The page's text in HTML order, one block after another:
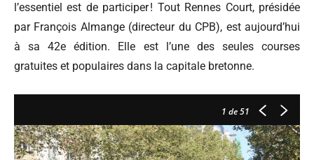
l’essentiel est de participer ! Tout Rennes Court, présidée
par François Almange (directeur du CPB), est aujourd’hui
à sa 42e édition. Elle est l’une des seules courses
gratuites et populaires dans la capitale bretonne.
1 de 51